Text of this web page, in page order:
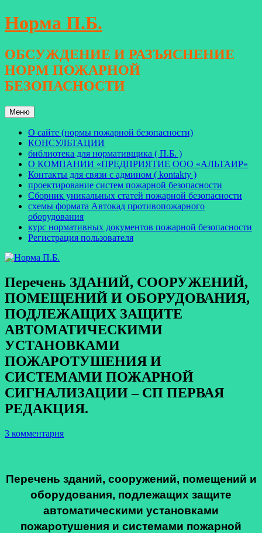
Перейти
к
Норма П.Б.
ОБСУЖДЕНИЕ И РАЗЪЯСНЕНИЕ
НОРМ ПОЖАРНОЙ
БЕЗОПАСНОСТИ
Меню
О сайте (нормы пожарной безопасности)
КОНСУЛЬТАЦИИ
библиотека для нормативщика ( П.Б. )
О КОМПАНИИ «ПРЕДПРИЯТИЕ ООО «АЛЬТАИР»
Контакты для связи с админом ( kontakty )
проектирование систем пожарной безопасности
Сборник уникальных статей пожарной безопасности
схемы формата Автокад противопожарного
оборудования
курс нормативных документов пожарной безопасности
Регистрация пользователя
Перечень ЗДАНИЙ, СООРУЖЕНИЙ,
ПОМЕЩЕНИЙ И ОБОРУДОВАНИЯ,
ПОДЛЕЖАЩИХ ЗАЩИТЕ
АВТОМАТИЧЕСКИМИ
УСТАНОВКАМИ
ПОЖАРОТУШЕНИЯ И
СИСТЕМАМИ ПОЖАРНОЙ
СИГНАЛИЗАЦИИ – СП ПЕРВАЯ
РЕДАКЦИЯ.
3 комментария
Перечень зданий, сооружений, помещений и
оборудования, подлежащих защите
автоматическими установками
пожаротушения и системами пожарной